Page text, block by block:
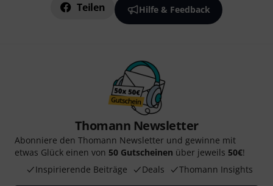
Teilen Hilfe & Feedback
Thomann Newsletter
Abonniere den Thomann Newsletter und gewinne mit
etwas Glück einen von 50 Gutscheinen über jeweils 50€!
Inspirierende Beiträge
Deals Thomann Insights